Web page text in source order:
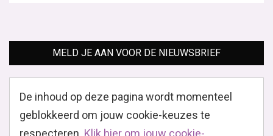
Je kan jouw keuzes op elk moment wijzigen
door onderaan de site op "Cookie-instellingen" te
klikken."